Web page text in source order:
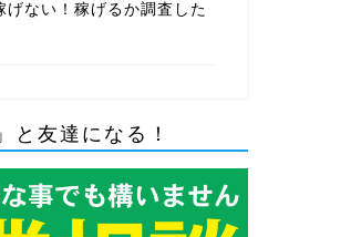
げない！稼げるか調査した
と友達になる！